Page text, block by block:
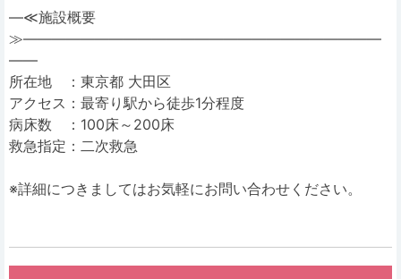
―≪施設概要
≫―――――――――――――――――――――――――
――
所在地 ：東京都 大田区
アクセス：最寄り駅から徒歩1分程度
病床数 ：100床～200床
救急指定：二次救急
※詳細につきましてはお気軽にお問い合わせください。